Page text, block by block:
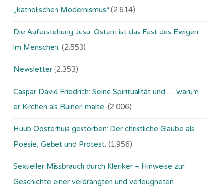
„katholischen Modernismus“ (2.614)
Die Auferstehung Jesu: Ostern ist das Fest des Ewigen
im Menschen. (2.553)
Newsletter (2.353)
Caspar David Friedrich: Seine Spiritualität und … warum
er Kirchen als Ruinen malte. (2.006)
Huub Oosterhuis gestorben: Der christliche Glaube als
Poesie, Gebet und Protest. (1.956)
Sexueller Missbrauch durch Kleriker – Hinweise zur
Geschichte einer verdrängten und verleugneten